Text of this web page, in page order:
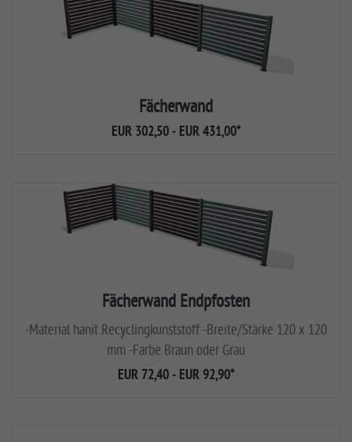
Fächerwand
EUR 302,50 - EUR 431,00*
Fächerwand Endpfosten
-Material hanit Recyclingkunststoff -Breite/Stärke 120 x 120
mm -Farbe Braun oder Grau
EUR 72,40 - EUR 92,90*